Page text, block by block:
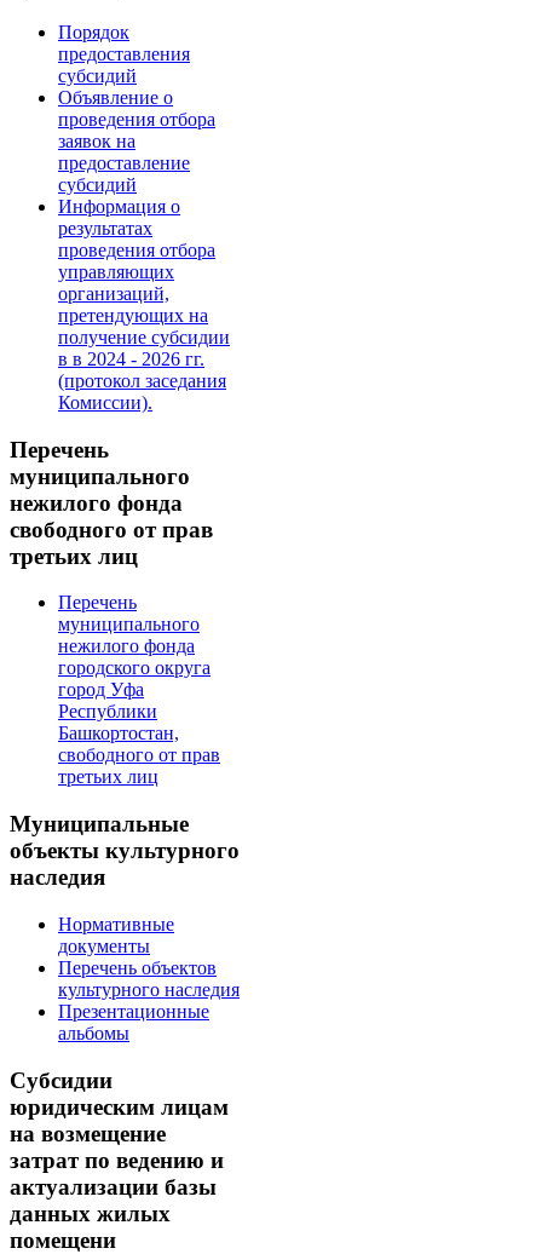
Порядок
предоставления
субсидий
Объявление о
проведения отбора
заявок на
предоставление
субсидий
Информация о
результатах
проведения отбора
управляющих
организаций,
претендующих на
получение субсидии
в в 2024 - 2026 гг.
(протокол заседания
Комиссии).
Перечень
муниципального
нежилого фонда
свободного от прав
третьих лиц
Перечень
муниципального
нежилого фонда
городского округа
город Уфа
Республики
Башкортостан,
свободного от прав
третьих лиц
Муниципальные
объекты культурного
наследия
Нормативные
документы
Перечень объектов
культурного наследия
Презентационные
альбомы
Субсидии
юридическим лицам
на возмещение
затрат по ведению и
актуализации базы
данных жилых
помещени